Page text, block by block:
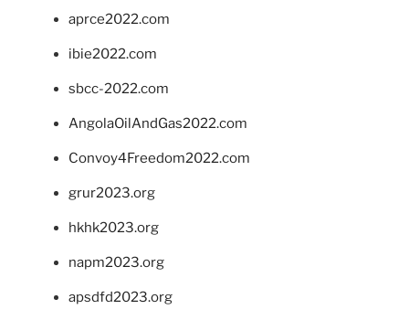
aprce2022.com
ibie2022.com
sbcc-2022.com
AngolaOilAndGas2022.com
Convoy4Freedom2022.com
grur2023.org
hkhk2023.org
napm2023.org
apsdfd2023.org